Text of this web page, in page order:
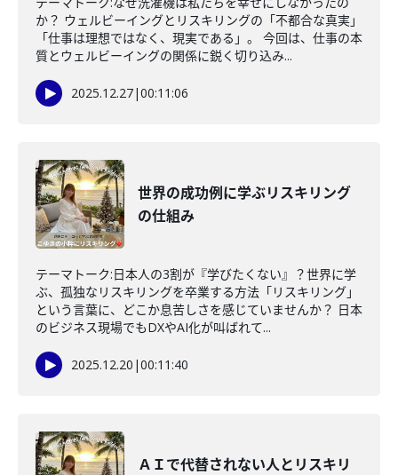
か？ ウェルビーイングとリスキリングの「不都合な真実」
「仕事は理想ではなく、現実である」。 今回は、仕事の本
質とウェルビーイングの関係に鋭く切り込み...
2025.12.27|00:11:06
世界の成功例に学ぶリスキリング
の仕組み
テーマトーク:日本人の3割が『学びたくない』？世界に学
ぶ、孤独なリスキリングを卒業する方法「リスキリング」
という言葉に、どこか息苦しさを感じていませんか？ 日本
のビジネス現場でもDXやAI化が叫ばれて...
2025.12.20 |00:11:40
ＡＩで代替されない人とリスキリ